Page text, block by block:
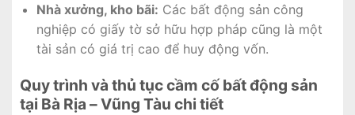
Nhà xưởng, kho bãi: Các bất động sản công
nghiệp có giấy tờ sở hữu hợp pháp cũng là một
tài sản có giá trị cao để huy động vốn.
Quy trình và thủ tục cầm cố bất động sản
tại Bà Rịa – Vũng Tàu chi tiết